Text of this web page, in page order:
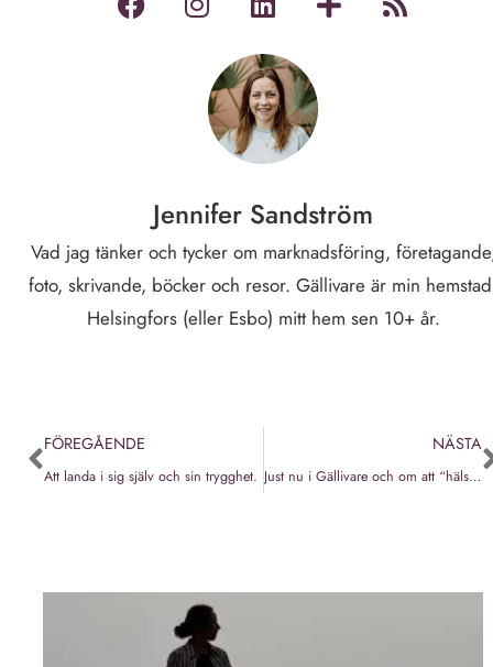
Jennifer Sandström
Vad jag tänker och tycker om marknadsföring,
foto, skrivande, böcker och resor. Gällivare är min
Helsingfors (eller Esbo) mitt hem sen 10+ år.
FÖREGÅENDE
Att landa i sig själv och sin trygghet.
NÄSTA
Just nu i Gällivare och om att “hälsa på hemma”.